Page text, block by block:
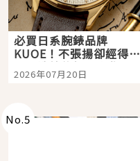
必買日系腕錶品牌
KUOE！不張揚卻經得起
時間洗鍊的經典之作五
選
2026年07月20日
No.5